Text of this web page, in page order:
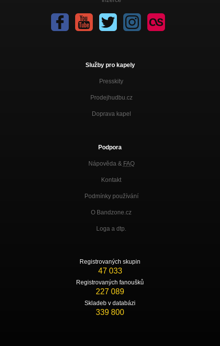
Služby pro kapely
Presskity
Prodejhudbu.cz
Doprava kapel
Podpora
Nápověda & FAQ
Kontakt
Podmínky používání
O Bandzone.cz
Loga a dtp.
Registrovaných skupin
47 033
Registrovaných fanoušků
227 089
Skladeb v databázi
339 800